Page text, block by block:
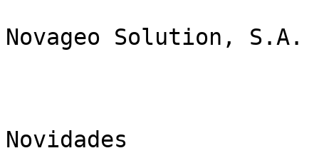
Novageo Solution, S.A.
Novidades